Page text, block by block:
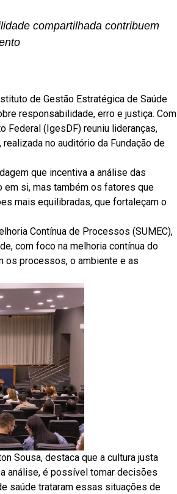
compartilhada contribuem
de Gestão Estratégica de Saúde
responsabilidade, erro e justiça. Com
Federal (IgesDF) reuniu lideranças,
, realizada no auditório da Fundação de
que incentiva a análise das
em si, mas também os fatores que
mais equilibradas, que fortaleçam o
Contínua de Processos (SUMEC),
com foco na melhoria contínua do
os processos, o ambiente e as
Sousa, destaca que a cultura justa
análise, é possível tomar decisões
saúde trataram essas situações de